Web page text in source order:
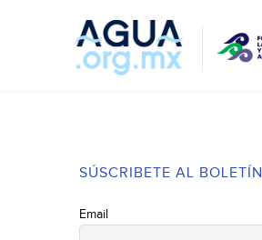
SÚSCRIBETE AL BOLETÍN
Email